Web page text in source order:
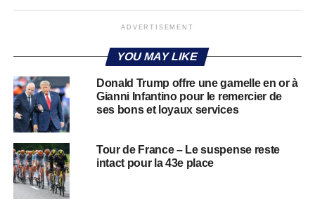
ADVERTISEMENT
YOU MAY LIKE
Donald Trump offre une gamelle en or à
Gianni Infantino pour le remercier de
ses bons et loyaux services
Tour de France – Le suspense reste
intact pour la 43e place